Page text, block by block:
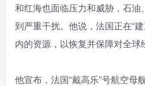
和红海也面临压力和威胁，石
到严重干扰。他说，法国正在“
内的资源，以恢复并保障对全球
他宣布，法国“戴高乐”号航空母